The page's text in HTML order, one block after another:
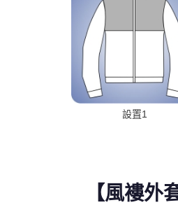
設置1
【風褸